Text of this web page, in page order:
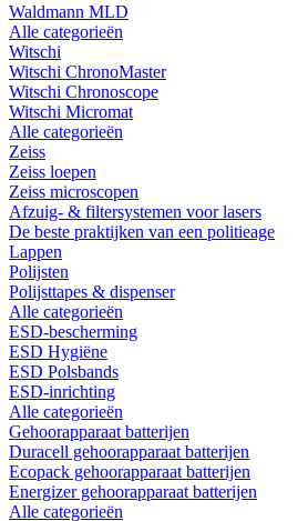
Waldmann MLD
Alle categorieën
Witschi
Witschi ChronoMaster
Witschi Chronoscope
Witschi Micromat
Alle categorieën
Zeiss
Zeiss loepen
Zeiss microscopen
Afzuig- & filtersystemen voor lasers
De beste praktijken van een politieage
Lappen
Polijsten
Polijsttapes & dispenser
Alle categorieën
ESD-bescherming
ESD Hygiëne
ESD Polsbands
ESD-inrichting
Alle categorieën
Gehoorapparaat batterijen
Duracell gehoorapparaat batterijen
Ecopack gehoorapparaat batterijen
Energizer gehoorapparaat batterijen
Alle categorieën